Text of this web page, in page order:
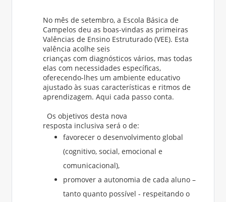
No mês de setembro, a Escola Básica de
Campelos deu as boas-vindas as primeiras
Valências de Ensino Estruturado (VEE). Esta
valência acolhe seis
crianças com diagnósticos vários, mas todas
elas com necessidades específicas,
oferecendo-lhes um ambiente educativo
ajustado às suas características e ritmos de
aprendizagem. Aqui cada passo conta.
Os objetivos desta nova
resposta inclusiva será o de:
favorecer o desenvolvimento global
(cognitivo, social, emocional e
comunicacional),
promover a autonomia de cada aluno –
tanto quanto possível - respeitando o